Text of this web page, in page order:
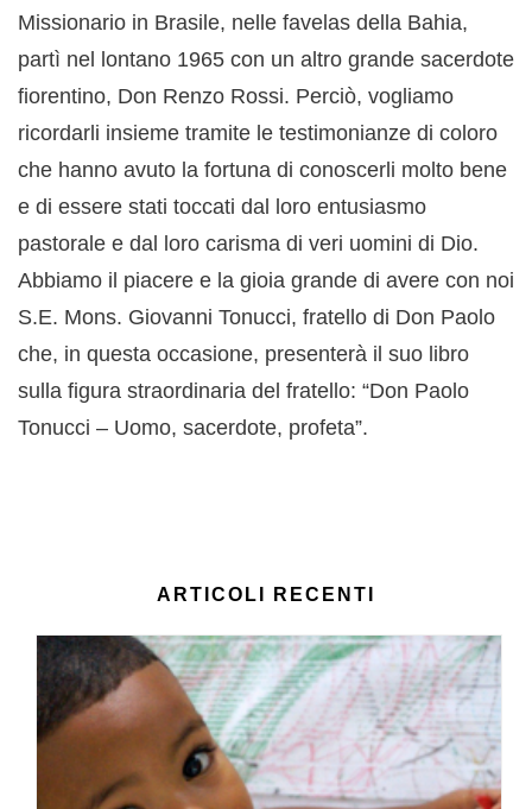
Missionario in Brasile, nelle favelas della Bahia,
partì nel lontano 1965 con un altro grande sacerdote
fiorentino, Don Renzo Rossi. Perciò, vogliamo
ricordarli insieme tramite le testimonianze di coloro
che hanno avuto la fortuna di conoscerli molto bene
e di essere stati toccati dal loro entusiasmo
pastorale e dal loro carisma di veri uomini di Dio.
Abbiamo il piacere e la gioia grande di avere con noi
S.E. Mons. Giovanni Tonucci, fratello di Don Paolo
che, in questa occasione, presenterà il suo libro
sulla figura straordinaria del fratello: “Don Paolo
Tonucci – Uomo, sacerdote, profeta”.
ARTICOLI RECENTI